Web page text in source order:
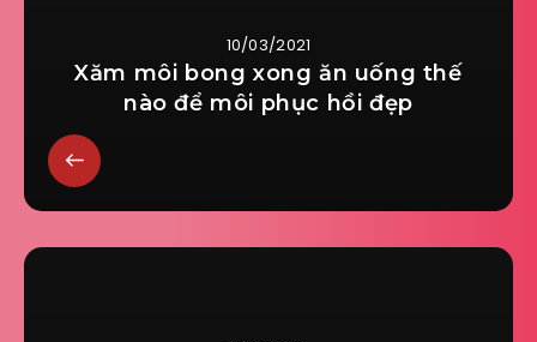
10/03/2021
Xăm môi bong xong ăn uống thế
nào để môi phục hồi đẹp